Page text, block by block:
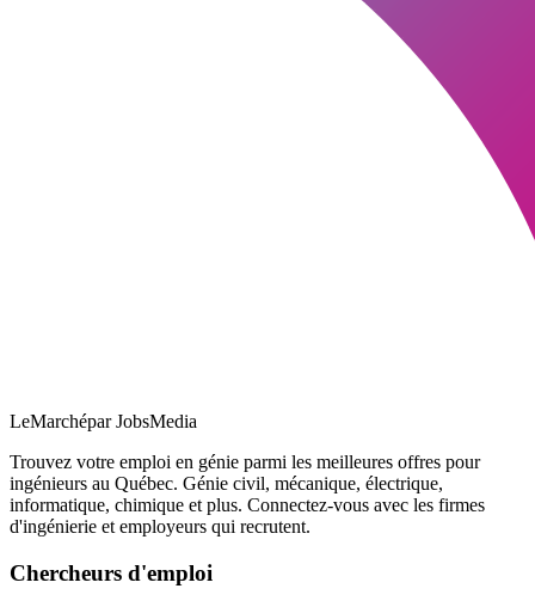
LeMarchépar JobsMedia
Trouvez votre emploi en génie parmi les meilleures offres pour
ingénieurs au Québec. Génie civil, mécanique, électrique,
informatique, chimique et plus. Connectez-vous avec les firmes
d'ingénierie et employeurs qui recrutent.
Chercheurs d'emploi